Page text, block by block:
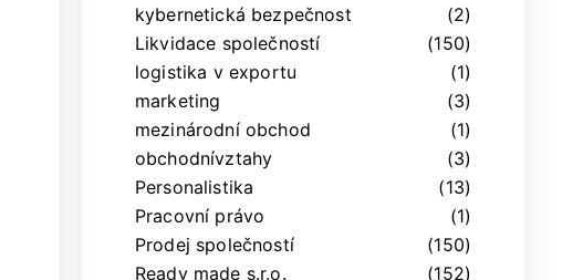
kybernetická bezpečnost
(2)
Likvidace společností
(150)
logistika v exportu
(1)
marketing
(3)
mezinárodní obchod
(1)
obchodnívztahy
(3)
Personalistika
(13)
Pracovní právo
(1)
Prodej společností
(150)
Ready made s.r.o.
(152)